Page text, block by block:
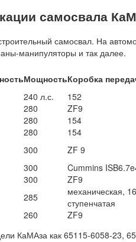
самосвала
самосвал. На
манипуляторы и так далее.
МощностьКоробка
240 л.с.
152
280
ZF9
280
154
280
154
300
ZF 9
300
Cummins
300
ZF9
285
механическая,
ступенчатая
260
ZF9
КаМАза как 65115-6058-23,